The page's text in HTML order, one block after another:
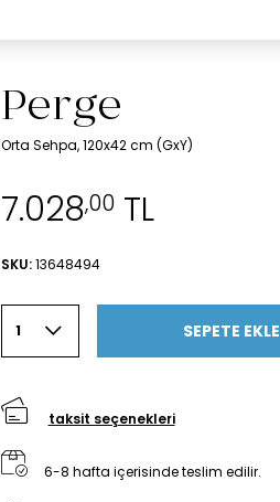
Perge
Orta Sehpa, 120x42 cm (GxY)
7.028,00TL
SKU: 13648494
1 SEPETE EKLE
taksit seçenekleri
6-8 hafta içerisinde teslim edilir.